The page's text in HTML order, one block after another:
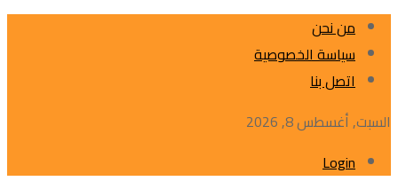
من نحن
سياسة الخصوصية
اتصل بنا
السبت, أغسطس 8, 2026
Login